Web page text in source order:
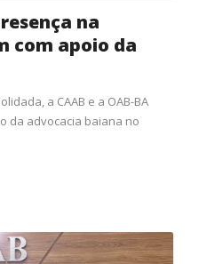
na
com apoio da
a CAAB e a OAB-BA
da advocacia baiana no